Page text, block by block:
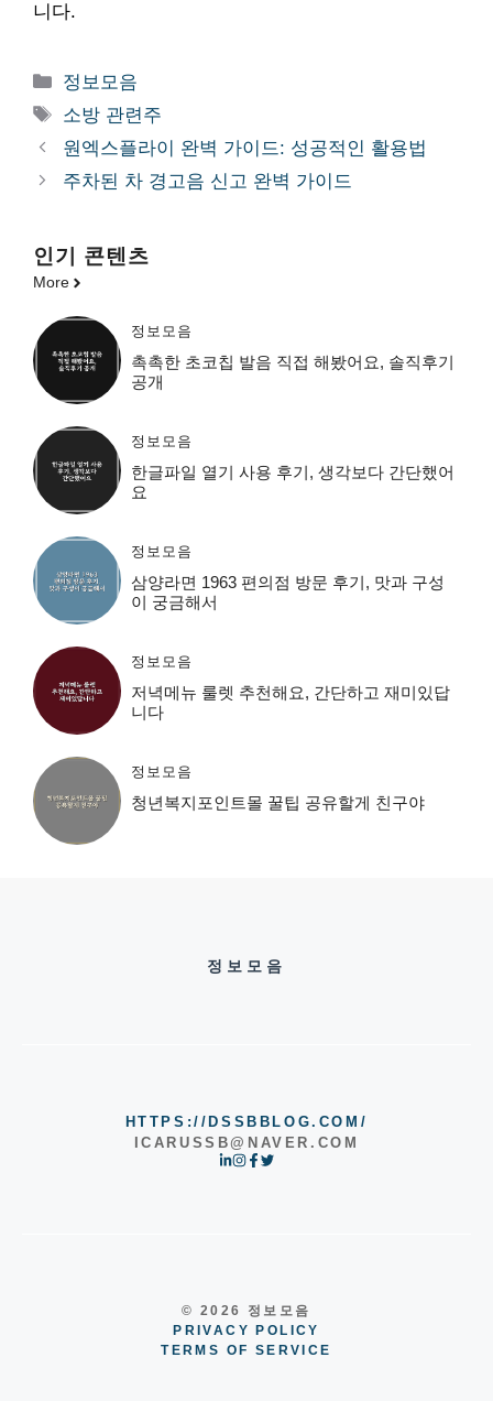
니다.
카
테
리
정보모음
태
그
소방 관련주
원엑스플라이 완벽 가이드: 성공적인 활용법
주차된 차 경고음 신고 완벽 가이드
인기 콘텐츠
More
정보모음
촉촉한 초코칩 발음 직접 해봤어요, 솔직후기
공개
정보모음
한글파일 열기 사용 후기, 생각보다 간단했어
요
정보모음
삼양라면 1963 편의점 방문 후기, 맛과 구성
이 궁금해서
정보모음
저녁메뉴 룰렛 추천해요, 간단하고 재미있답
니다
정보모음
청년복지포인트몰 꿀팁 공유할게 친구야
정보모음
HTTPS://DSSBBLOG.COM/
ICARUSSB@NAVER.COM
© 2026 정보모음
PRIVACY POLICY
TERMS OF SERVICE